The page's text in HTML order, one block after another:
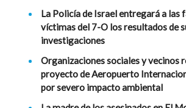
La Policía de Israel entregará a las
víctimas del 7-O los resultados de
investigaciones
Organizaciones sociales y vecinos
proyecto de Aeropuerto
por severo impacto ambiental